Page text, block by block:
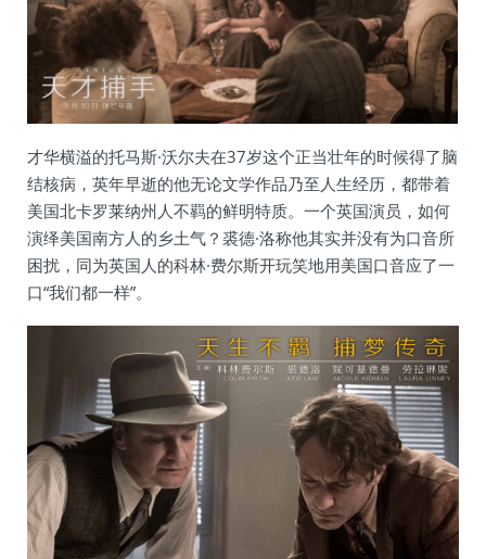
才华横溢的托马斯·沃尔夫在37岁这个正当壮年的时候得了脑
结核病，英年早逝的他无论文学作品乃至人生经历，都带着
美国北卡罗莱纳州人不羁的鲜明特质。一个英国演员，如何
演绎美国南方人的乡土气？裘德·洛称他其实并没有为口音所
困扰，同为英国人的科林·费尔斯开玩笑地用美国口音应了一
口“我们都一样”。